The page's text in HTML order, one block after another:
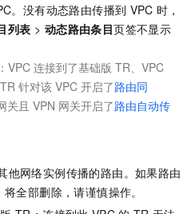
。没有动态路由传播到 VPC 时，
列表 > 动态路由条目页签不显示
VPC 连接到了基础版 TR、VPC
TR 针对该 VPC 开启了路由同
关且 VPN 网关开启了路由自动传
他网络实例传播的路由。如果路由
全部删除，请谨慎操作。